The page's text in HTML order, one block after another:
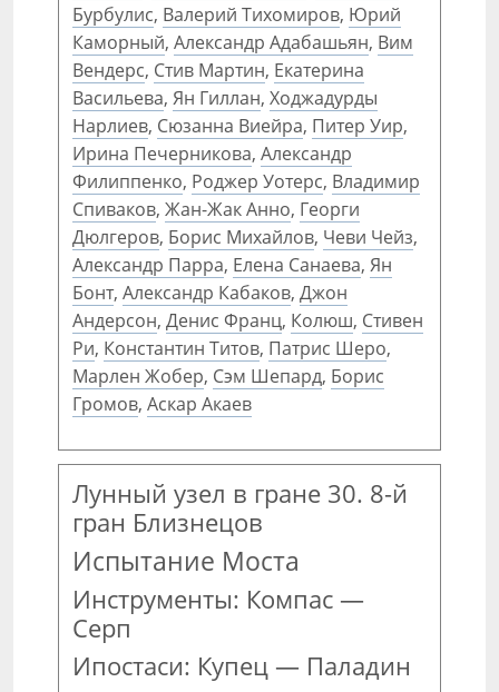
Бурбулис, Валерий Тихомиров, Юрий
Каморный, Александр Адабашьян, Вим
Вендерс, Стив Мартин, Екатерина
Васильева, Ян Гиллан, Ходжадурды
Нарлиев, Сюзанна Виейра, Питер Уир,
Ирина Печерникова, Александр
Филиппенко, Роджер Уотерс, Владимир
Спиваков, Жан-Жак Анно, Георги
Дюлгеров, Борис Михайлов, Чеви Чейз,
Александр Парра, Елена Санаева, Ян
Бонт, Александр Кабаков, Джон
Андерсон, Денис Франц, Колюш, Стивен
Ри, Константин Титов, Патрис Шеро,
Марлен Жобер, Сэм Шепард, Борис
Громов, Аскар Акаев
Лунный узел в гране 30. 8-й
гран Близнецов
Испытание Моста
Инструменты: Компас —
Серп
Ипостаси: Купец — Паладин